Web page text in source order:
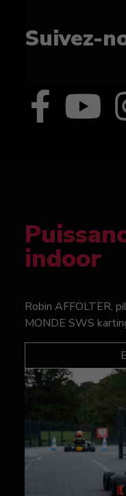
Suivez-
indoor
Robin AFFOLTER,
MONDE SWS